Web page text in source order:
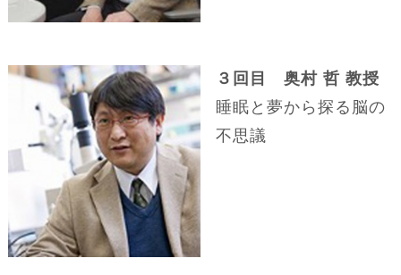
３回目 奥村 哲 教授
睡眠と夢から探る脳の
不思議